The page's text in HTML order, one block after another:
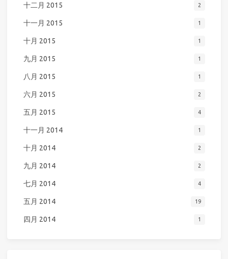
十二月 2015 2
十一月 2015 1
十月 2015 1
九月 2015 1
八月 2015 1
六月 2015 2
五月 2015 4
十一月 2014 1
十月 2014 2
九月 2014 2
七月 2014 4
五月 2014 19
四月 2014 1